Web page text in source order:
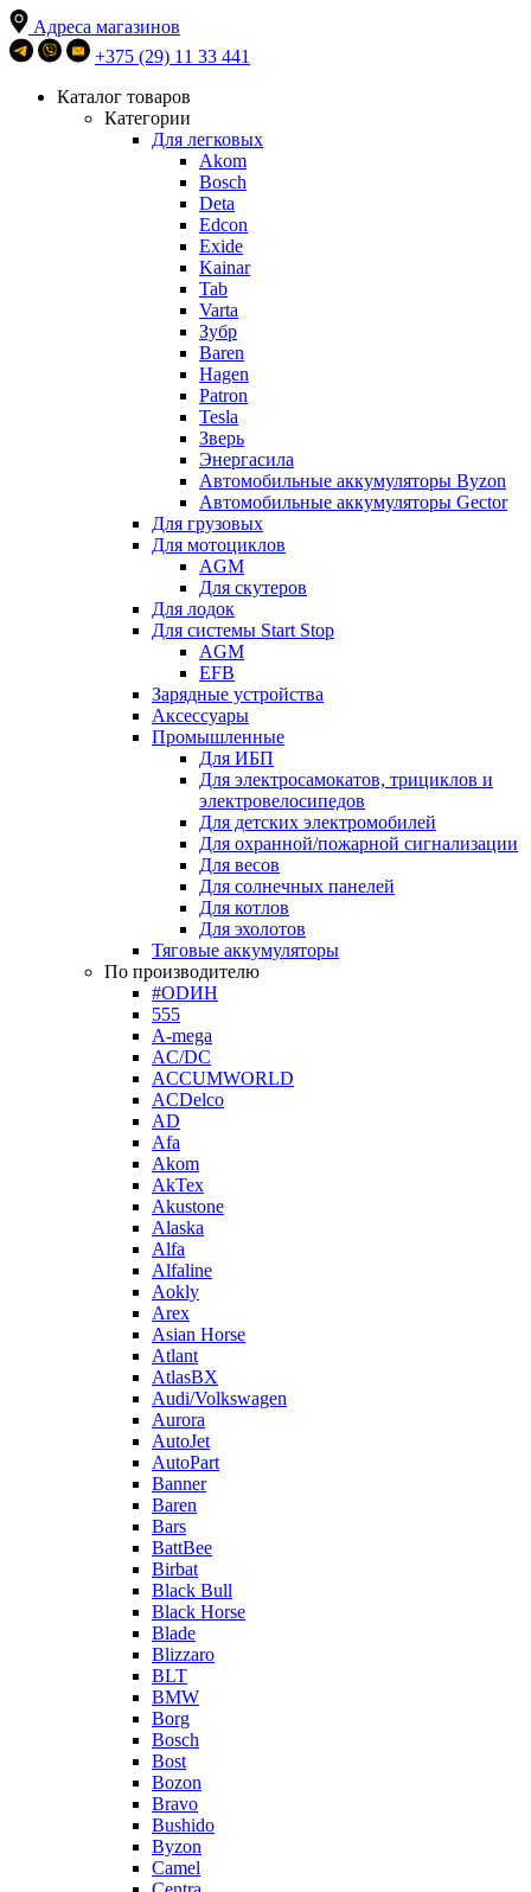
Адреса магазинов
+375 (29) 11 33 441
Каталог товаров
Категории
Для легковых
Akom
Bosch
Deta
Edcon
Exide
Kainar
Tab
Varta
Зубр
Baren
Hagen
Patron
Tesla
Зверь
Энергасила
Автомобильные аккумуляторы Byzon
Автомобильные аккумуляторы Gector
Для грузовых
Для мотоциклов
AGM
Для скутеров
Для лодок
Для системы Start Stop
AGM
EFB
Зарядные устройства
Аксессуары
Промышленные
Для ИБП
Для электросамокатов, трициклов и
электровелосипедов
Для детских электромобилей
Для охранной/пожарной сигнализации
Для весов
Для солнечных панелей
Для котлов
Для эхолотов
Тяговые аккумуляторы
По производителю
#ODИН
555
A-mega
AC/DC
ACCUMWORLD
ACDelco
AD
Afa
Akom
AkTex
Akustone
Alaska
Alfa
Alfaline
Aokly
Arex
Asian Horse
Atlant
AtlasBX
Audi/Volkswagen
Aurora
AutoJet
AutoPart
Banner
Baren
Bars
BattBee
Birbat
Black Bull
Black Horse
Blade
Blizzaro
BLT
BMW
Borg
Bosch
Bost
Bozon
Bravo
Bushido
Byzon
Camel